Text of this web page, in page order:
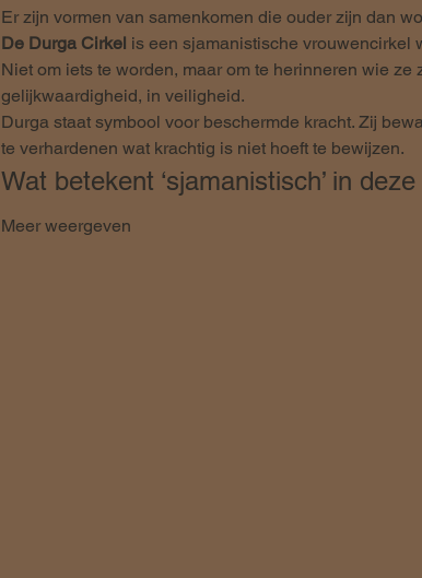
Er zijn vormen van samenkomen die ouder zijn dan
De Durga Cirkel is een sjamanistische vrouwencirkel
Niet om iets te worden, maar om te herinneren wie
gelijkwaardigheid, in veiligheid.
Durga staat symbool voor beschermde kracht. Zij
te verhardenen wat krachtig is niet hoeft te bewijzen.
Wat betekent ‘sjamanistisch’ in
Meer weergeven